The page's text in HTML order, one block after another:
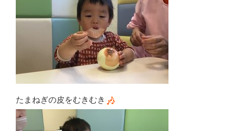
たまねぎの皮をむきむき